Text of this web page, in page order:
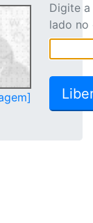
Digite
lado no